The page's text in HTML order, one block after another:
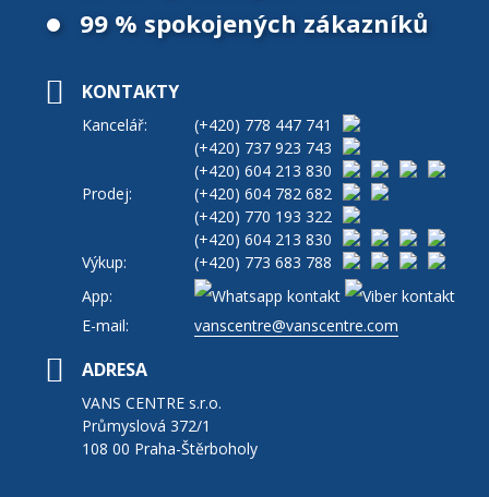
99 % spokojených zákazníků
KONTAKTY
Kancelář: (+420) 778 447 741
(+420) 737 923 743
(+420) 604 213 830
Prodej:
(+420) 604 782 682
(+420) 770 193 322
(+420) 604 213 830
Výkup:
(+420) 773 683 788
App:
E-mail:
vanscentre@vanscentre.com
ADRESA
VANS CENTRE s.r.o.
Průmyslová 372/1
108 00 Praha-Štěrboholy